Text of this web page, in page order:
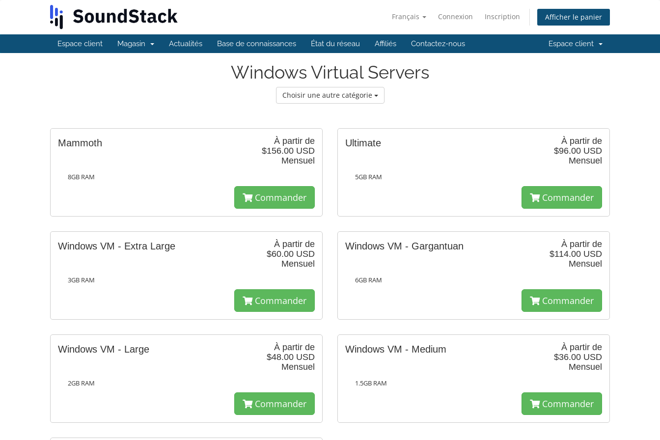
Français Connexion Inscription Afficher le panier
Espace client Magasin Actualités Base de connaissances État du réseau Affiliés Contactez-nous Espace client
Windows Virtual Servers
Choisir une autre catégorie
À partir de
$156.00 USD
Mensuel
Mammoth
8GB RAM
Commander
À partir de
$96.00 USD
Mensuel
Ultimate
5GB RAM
Commander
À partir de
$60.00 USD
Mensuel
Windows VM - Extra Large
3GB RAM
Commander
À partir de
$114.00 USD
Mensuel
Windows VM - Gargantuan
6GB RAM
Commander
À partir de
$48.00 USD
Mensuel
Windows VM - Large
2GB RAM
Commander
À partir de
$36.00 USD
Mensuel
Windows VM - Medium
1.5GB RAM
Commander